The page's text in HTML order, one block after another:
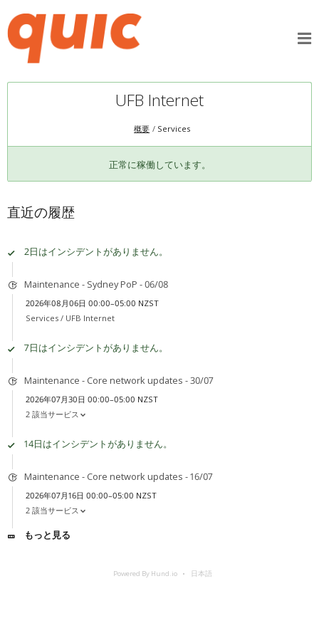
UFB Internet
概要 Services
正常に稼働しています。
直近の履歴
2日はインシデントがありません。
Maintenance - Sydney PoP - 06/08
2026年08月06日 00:00–05:00 NZST
Services / UFB Internet
7日はインシデントがありません。
Maintenance - Core network updates - 30/07
2026年07月30日 00:00–05:00 NZST
2 該当サービス
14日はインシデントがありません。
Maintenance - Core network updates - 16/07
2026年07月16日 00:00–05:00 NZST
2 該当サービス
もっと見る
Powered By Hund.io 日本語